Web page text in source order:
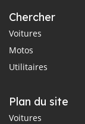
Chercher
Voitures
Motos
Utilitaires
Plan du site
Voitures